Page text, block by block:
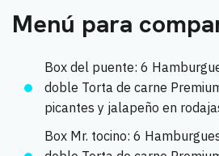
Menú para
Box del puente: 6
doble Torta de carne
picantes y jalapeño en
Box Mr. tocino: 6